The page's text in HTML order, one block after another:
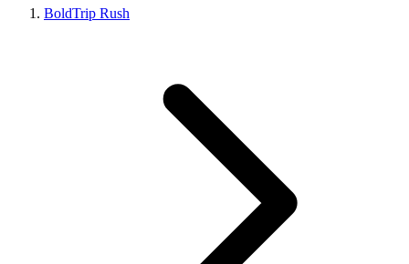
BoldTrip Rush